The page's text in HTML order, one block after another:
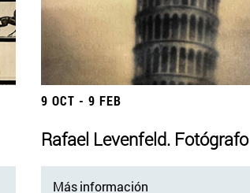
9 OCT - 9 FEB
Rafael Levenfeld. Fotógrafo
Más información